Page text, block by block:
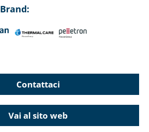
Brand:
Contattaci
Vai al sito web